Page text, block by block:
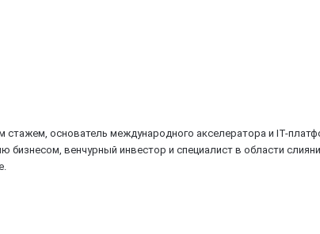
основатель международного акселератора и IT-
бизнесом, венчурный инвестор и специалист в области